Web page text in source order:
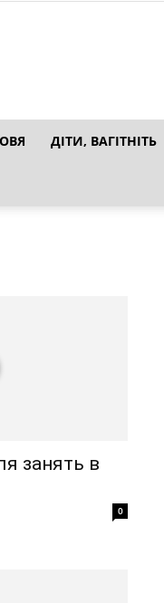
ДІТИ, ВАГІТНІТЬ
занять в
0